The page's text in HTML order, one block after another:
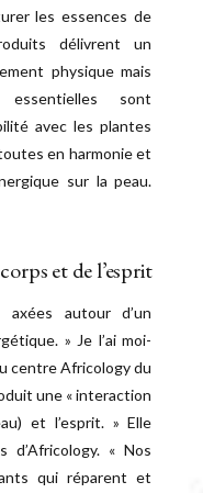
les essences de
délivrent un
physique mais
sont
avec les plantes
en harmonie et
sur la peau.
et de l’esprit
autour d’un
» Je l’ai moi-
centre Africology du
une « interaction
et l’esprit. » Elle
« Nos
qui réparent et